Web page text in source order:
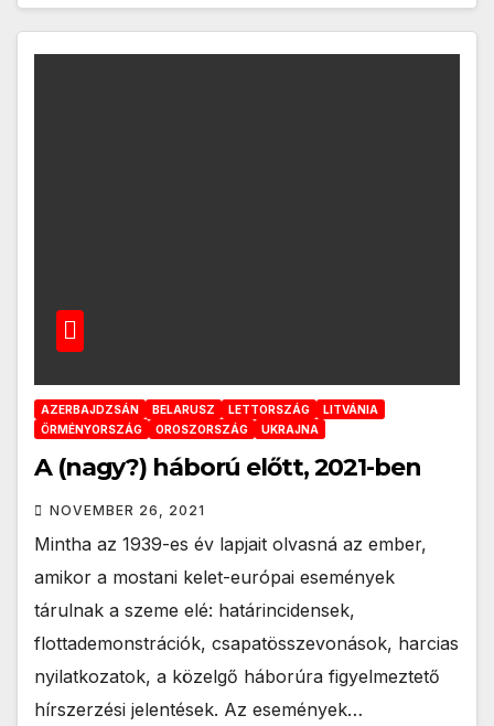
AZERBAJDZSÁN BELARUSZ LETTORSZÁG
LITVÁNIA
ÖRMÉNYORSZÁG
OROSZORSZÁG UKRAJNA
A (nagy?) háború előtt, 2021-ben
NOVEMBER 26, 2021
Mintha az 1939-es év lapjait olvasná az ember,
amikor a mostani kelet-európai események
tárulnak a szeme elé: határincidensek,
flottademonstrációk, csapatösszevonások, harcias
nyilatkozatok, a közelgő háborúra figyelmeztető
hírszerzési jelentések. Az események…